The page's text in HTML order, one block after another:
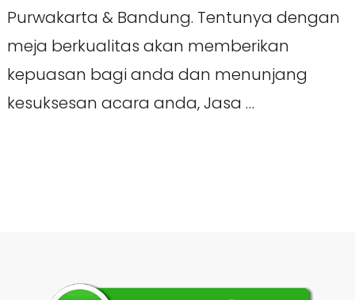
Purwakarta & Bandung. Tentunya dengan
meja berkualitas akan memberikan
kepuasan bagi anda dan menunjang
kesuksesan acara anda, Jasa …